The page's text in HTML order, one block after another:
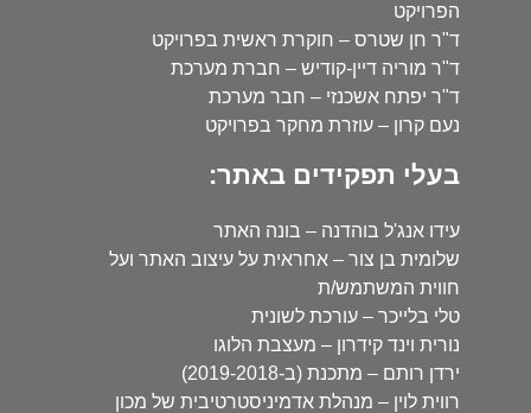
הפרויקט
ד"ר חן שטרס – חוקרת ראשית בפרויקט
ד"ר מוריה דיין-קודיש – חברת מערכת
ד"ר יפתח אשכנזי – חבר מערכת
נעם קרון – עוזרת מחקר בפרויקט
בעלי תפקידים באתר:
עידו אנג'ל בוהדנה – בונה האתר
שלומית בן צור – אחראית על עיצוב האתר ועל
חווית המשתמש/ת
טלי בלייכר – עורכת לשונית
נורית וינד קידרון – מעצבת הלוגו
ירדן רותם – מתכנת (ב-2019-2018)
רווית לוין – מנהלת אדמיניסטרטיבית של מכון